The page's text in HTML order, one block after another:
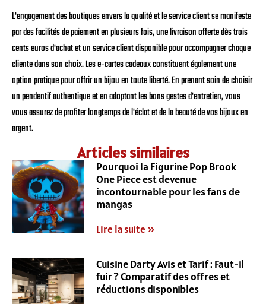
L'engagement des boutiques envers la qualité et le service client se manifeste
par des facilités de paiement en plusieurs fois, une livraison offerte dès trois
cents euros d'achat et un service client disponible pour accompagner chaque
cliente dans son choix. Les e-cartes cadeaux constituent également une
option pratique pour offrir un bijou en toute liberté. En prenant soin de choisir
un pendentif authentique et en adoptant les bons gestes d'entretien, vous
vous assurez de profiter longtemps de l'éclat et de la beauté de vos bijoux en
argent.
Articles similaires
Pourquoi la Figurine Pop Brook
One Piece est devenue
incontournable pour les fans de
mangas
Lire la suite »
Cuisine Darty Avis et Tarif : Faut-il
fuir ? Comparatif des offres et
réductions disponibles